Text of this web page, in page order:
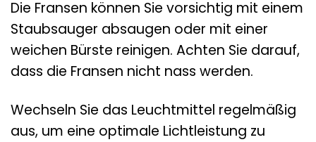
Die Fransen können Sie vorsichtig mit einem
Staubsauger absaugen oder mit einer
weichen Bürste reinigen. Achten Sie darauf,
dass die Fransen nicht nass werden.
Wechseln Sie das Leuchtmittel regelmäßig
aus, um eine optimale Lichtleistung zu